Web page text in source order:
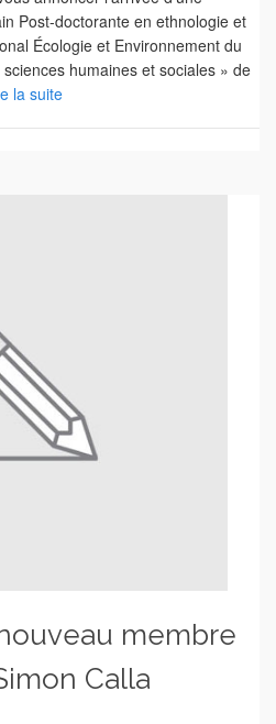
Post-doctorante en ethnologie et
Écologie et Environnement du
humaines et sociales » de
la suite
membre
Calla